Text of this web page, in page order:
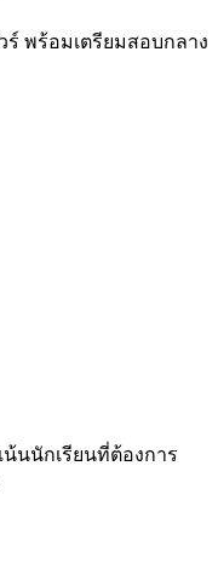
ร์ พร้อมเตรียมสอบกลาง
น้นนักเรียนที่ต้องการ